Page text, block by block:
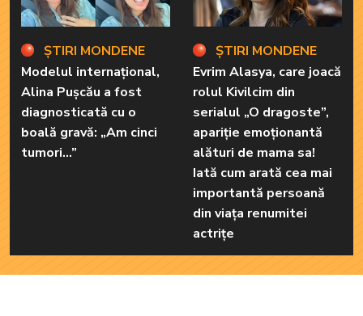
ȘTIRI MONDENE
Modelul internațional,
Alina Pușcău a fost
diagnosticată cu o
boală gravă: „Am cinci
tumori...”
ȘTIRI MONDENE
Evrim Alasya, care joacă
rolul Kivilcim din
serialul „O dragoste”,
apariție emoționantă
alături de mama sa!
Iată cum arată cea mai
importantă persoană
din viața renumitei
actrițe